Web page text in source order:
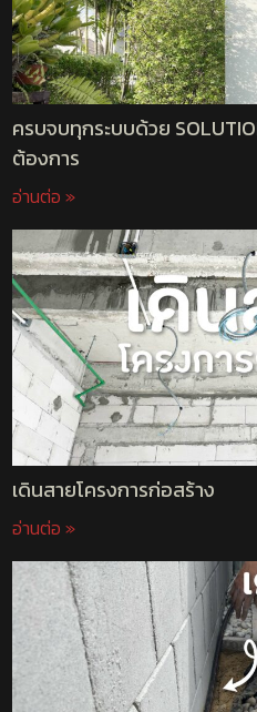
ครบจบทุกระบบด้วย
ต้องการ
อ่านต่อ »
เดินสายโครงการก่อสร้าง
อ่านต่อ »